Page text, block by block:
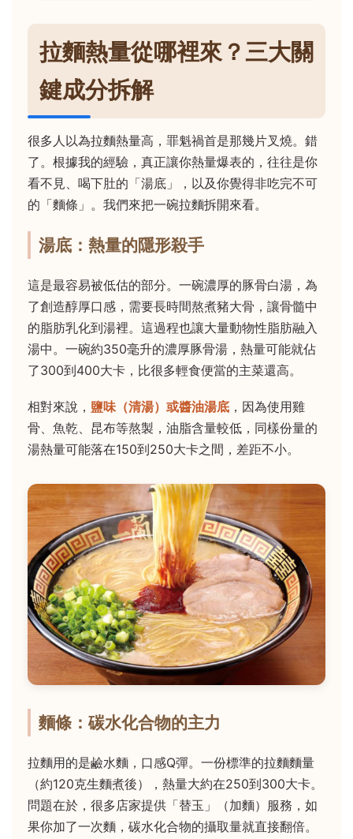
拉麵熱量從哪裡來？三大關
鍵成分拆解
很多人以為拉麵熱量高，罪魁禍首是那幾片叉燒。錯
了。根據我的經驗，真正讓你熱量爆表的，往往是你
看不見、喝下肚的「湯底」，以及你覺得非吃完不可
的「麵條」。我們來把一碗拉麵拆開來看。
湯底：熱量的隱形殺手
這是最容易被低估的部分。一碗濃厚的豚骨白湯，為
了創造醇厚口感，需要長時間熬煮豬大骨，讓骨髓中
的脂肪乳化到湯裡。這過程也讓大量動物性脂肪融入
湯中。一碗約350毫升的濃厚豚骨湯，熱量可能就佔
了300到400大卡，比很多輕食便當的主菜還高。
相對來說， 鹽味（清湯）或醬油湯底 ，因為使用雞
骨、魚乾、昆布等熬製，油脂含量較低，同樣份量的
湯熱量可能落在150到250大卡之間，差距不小。
麵條：碳水化合物的主力
拉麵用的是鹼水麵，口感Q彈。一份標準的拉麵麵量
（約120克生麵煮後），熱量大約在250到300大卡。
問題在於，很多店家提供「替玉」（加麵）服務，如
果你加了一次麵，碳水化合物的攝取量就直接翻倍。